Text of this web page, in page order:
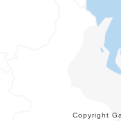
Copyright